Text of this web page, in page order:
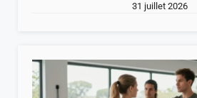
31 juillet 2026